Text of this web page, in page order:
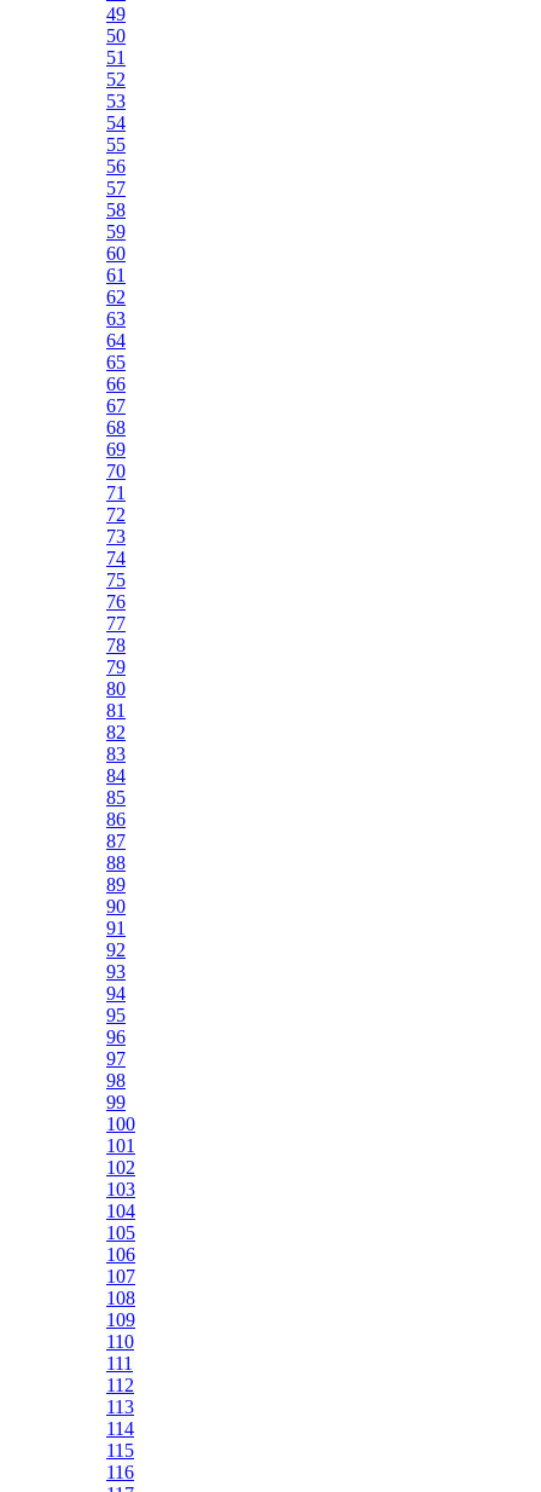
49
50
51
52
53
54
55
56
57
58
59
60
61
62
63
64
65
66
67
68
69
70
71
72
73
74
75
76
77
78
79
80
81
82
83
84
85
86
87
88
89
90
91
92
93
94
95
96
97
98
99
100
101
102
103
104
105
106
107
108
109
110
111
112
113
114
115
116